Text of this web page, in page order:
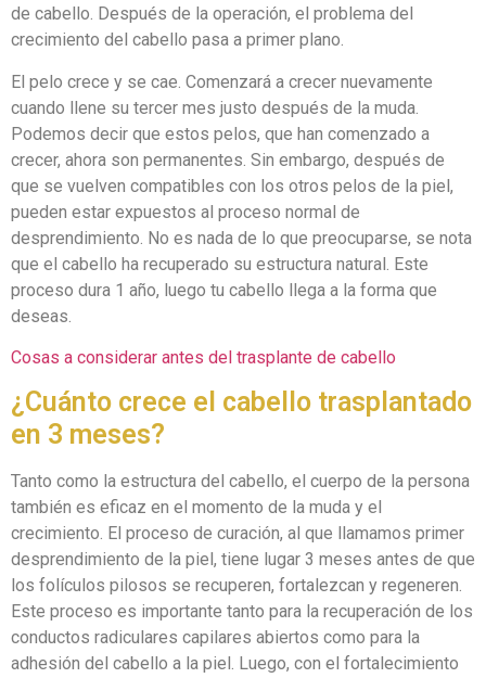
de cabello. Después de la operación, el problema del
crecimiento del cabello pasa a primer plano.
El pelo crece y se cae. Comenzará a crecer nuevamente
cuando llene su tercer mes justo después de la muda.
Podemos decir que estos pelos, que han comenzado a
crecer, ahora son permanentes. Sin embargo, después de
que se vuelven compatibles con los otros pelos de la piel,
pueden estar expuestos al proceso normal de
desprendimiento. No es nada de lo que preocuparse, se nota
que el cabello ha recuperado su estructura natural. Este
proceso dura 1 año, luego tu cabello llega a la forma que
deseas.
Cosas a considerar antes del trasplante de cabello
¿Cuánto crece el cabello trasplantado
en 3 meses?
Tanto como la estructura del cabello, el cuerpo de la persona
también es eficaz en el momento de la muda y el
crecimiento. El proceso de curación, al que llamamos primer
desprendimiento de la piel, tiene lugar 3 meses antes de que
los folículos pilosos se recuperen, fortalezcan y regeneren.
Este proceso es importante tanto para la recuperación de los
conductos radiculares capilares abiertos como para la
adhesión del cabello a la piel. Luego, con el fortalecimiento